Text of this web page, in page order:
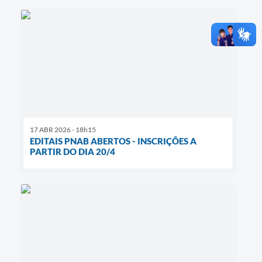
17 ABR 2026 - 18h15
EDITAIS PNAB ABERTOS - INSCRIÇÕES A
PARTIR DO DIA 20/4